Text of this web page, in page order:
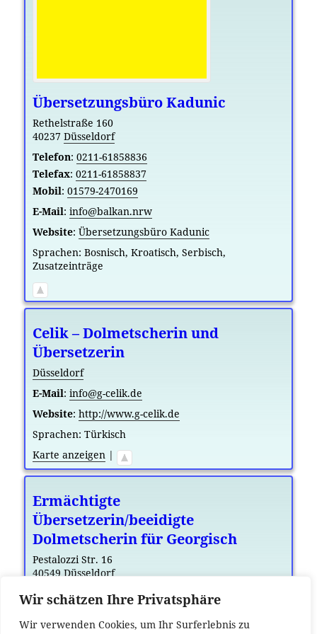
Wir schätzen Ihre Privatsphäre
Wir verwenden Cookies, um Ihr Surferlebnis zu
Übersetzungsbüro Kadunic
Rethelstraße 160
40237 Düsseldorf
Telefon: 0211-61858836
Telefax: 0211-61858837
Mobil: 01579-2470169
E-Mail: info@balkan.nrw
Website: Übersetzungsbüro Kadunic
Sprachen:Bosnisch,Kroatisch,Serbisch,
Zusatzeinträge
Celik – Dolmetscherin und
Übersetzerin
Düsseldorf
E-Mail: info@g-celik.de
Website: http://www.g-celik.de
Sprachen:Türkisch
Karte anzeigen |
Ermächtigte
Übersetzerin/beeidigte
Dolmetscherin für Georgisch
Pestalozzi Str. 16
40549 Düsseldorf
Telefon: 0177 – 2308195